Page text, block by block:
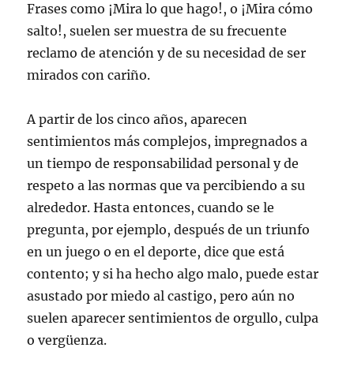
Frases como ¡Mira lo que hago!, o ¡Mira cómo
salto!, suelen ser muestra de su frecuente
reclamo de atención y de su necesidad de ser
mirados con cariño.
A partir de los cinco años, aparecen
sentimientos más complejos, impregnados a
un tiempo de responsabilidad personal y de
respeto a las normas que va percibiendo a su
alrededor. Hasta entonces, cuando se le
pregunta, por ejemplo, después de un triunfo
en un juego o en el deporte, dice que está
contento; y si ha hecho algo malo, puede estar
asustado por miedo al castigo, pero aún no
suelen aparecer sentimientos de orgullo, culpa
o vergüenza.